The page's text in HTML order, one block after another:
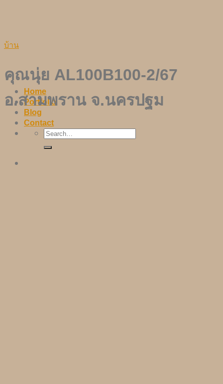
Home
Portfolio
Blog
Contact
บ้าน
คุณนุ่ย AL100B100-2/67
อ.สามพราน จ.นครปฐม